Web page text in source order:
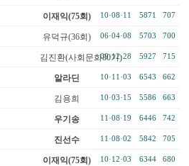
이재익(75회) 10·08·11 5871 707
유덕규(36회) 06·04·08 5703 700
김진환(사회문화80기)
09·12·28 5927 715
알라딘 10·11·03 6543 662
김용희 10·03·15 5586 663
우기송 11·08·19 6446 742
진선수 11·08·02 5842 705
이재익(75회) 10·12·03 6344 680